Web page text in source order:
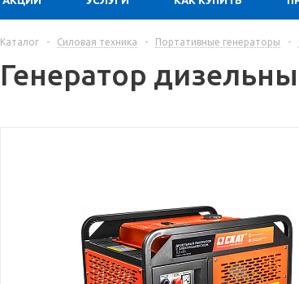
Каталог - Силовая техника - Портативные генераторы -
Генератор